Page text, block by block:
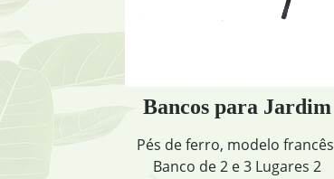
Jardim
francês.
Treliça de
Treliça de Madeira